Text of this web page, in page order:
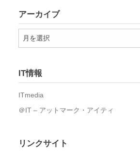
アーカイブ
ア
ー
ブIT情報
ITmedia
＠IT – アットマーク・アイティ
リンクサイト